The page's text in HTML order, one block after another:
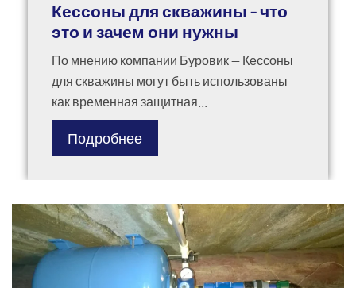
Кессоны для скважины - что
это и зачем они нужны
По мнению компании Буровик — Кессоны
для скважины могут быть использованы
как временная защитная...
Подробнее